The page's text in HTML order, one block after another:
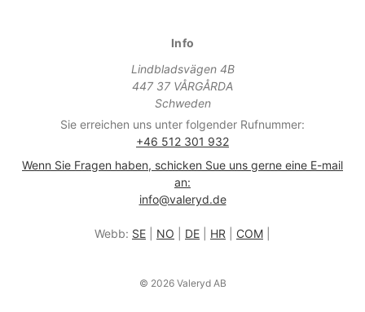
Info
Lindbladsvägen 4B
447 37 VÅRGÅRDA
Schweden
Sie erreichen uns unter folgender Rufnummer:
+46 512 301 932
Wenn Sie Fragen haben, schicken Sue uns gerne eine E-mail
an:
info@valeryd.de
Webb: SE NO DE HR COM
© 2026 Valeryd AB